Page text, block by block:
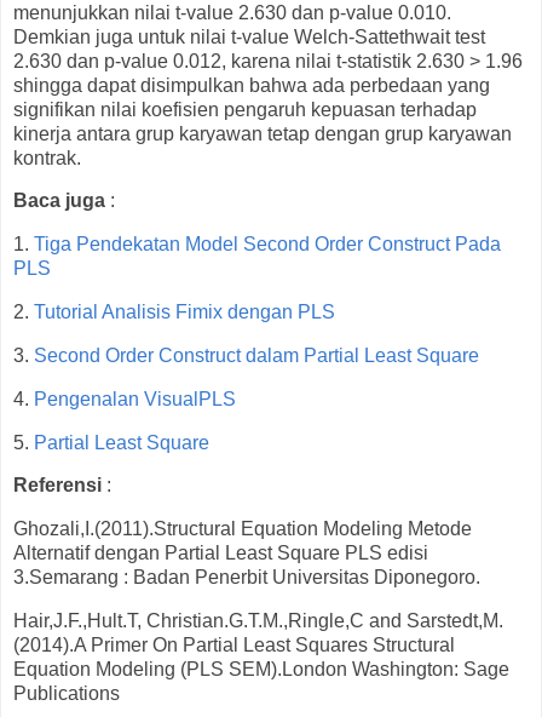
menunjukkan nilai t-value 2.630 dan p-value 0.010.
Demkian juga untuk nilai t-value Welch-Sattethwait test
2.630 dan p-value 0.012, karena nilai t-statistik 2.630 > 1.96
shingga dapat disimpulkan bahwa ada perbedaan yang
signifikan nilai koefisien pengaruh kepuasan terhadap
kinerja antara grup karyawan tetap dengan grup karyawan
kontrak.
Baca juga :
1. Tiga Pendekatan Model Second Order Construct Pada
PLS
2. Tutorial Analisis Fimix dengan PLS
3. Second Order Construct dalam Partial Least Square
4. Pengenalan VisualPLS
5. Partial Least Square
Referensi :
Ghozali,I.(2011).Structural Equation Modeling Metode
Alternatif dengan Partial Least Square PLS edisi
3.Semarang : Badan Penerbit Universitas Diponegoro.
Hair,J.F.,Hult.T, Christian.G.T.M.,Ringle,C and Sarstedt,M.
(2014).A Primer On Partial Least Squares Structural
Equation Modeling (PLS SEM).London Washington: Sage
Publications